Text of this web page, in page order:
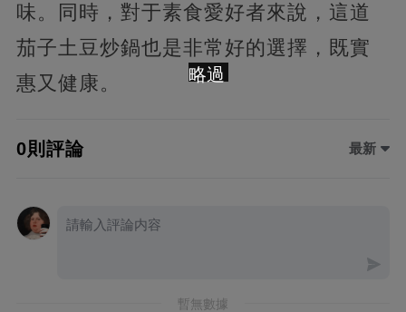
味。同時，對于素食愛好者來說，這道
茄子土豆炒鍋也是非常好的選擇，既實
惠又健康。
0則評論 最新
暫無數據
略過